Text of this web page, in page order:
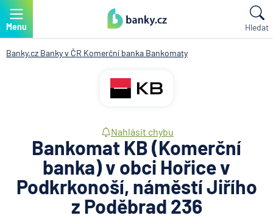
Menu Hledat
Banky.cz Banky v ČR Komerční banka Bankomaty
Nahlásit chybu
Bankomat KB (Komerční
banka) v obci Hořice v
Podkrkonoší, náměstí Jiřího
z Poděbrad 236